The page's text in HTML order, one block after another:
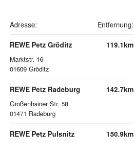
Adresse: Entfernung:
REWE Petz Gröditz
Marktstr. 16
01609 Gröditz
119.1km
REWE Petz Radeburg
Großenhainer Str. 58
01471 Radeburg
142.7km
REWE Petz Pulsnitz 150.9km